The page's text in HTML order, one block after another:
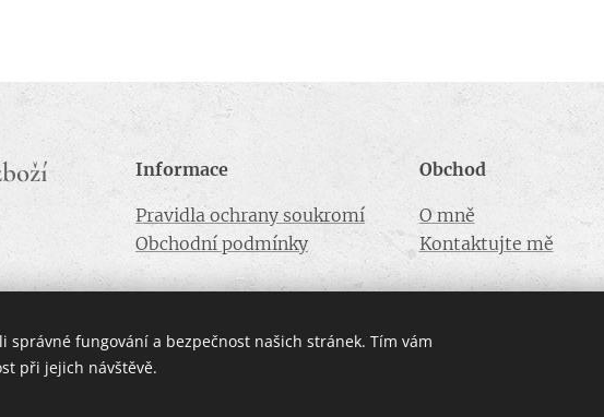
Informace
Pravidla ochrany soukromí
Obchodní podmínky
Obchod
O mně
Kontaktujte mě
správné fungování a bezpečnost našich stránek. Tím vám
při jejich návštěvě.